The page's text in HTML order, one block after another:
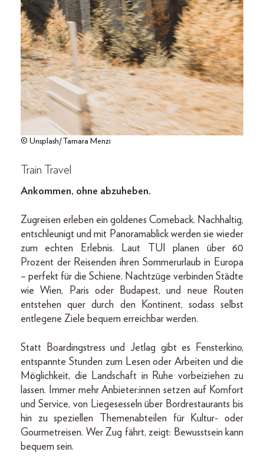
© Unsplash/Tamara Menzi
Train Travel
Ankommen, ohne abzuheben.
Zugreisen erleben ein goldenes Comeback. Nachhaltig,
entschleunigt und mit Panoramablick werden sie wieder
zum echten Erlebnis. Laut TUI planen über 60
Prozent der Reisenden ihren Sommerurlaub in Europa
– perfekt für die Schiene. Nachtzüge verbinden Städte
wie Wien, Paris oder Budapest, und neue Routen
entstehen quer durch den Kontinent, sodass selbst
entlegene Ziele bequem erreichbar werden.
Statt Boardingstress und Jetlag gibt es Fensterkino,
entspannte Stunden zum Lesen oder Arbeiten und die
Möglichkeit, die Landschaft in Ruhe vorbeiziehen zu
lassen. Immer mehr Anbieter:innen setzen auf Komfort
und Service, von Liegesesseln über Bordrestaurants bis
hin zu speziellen Themenabteilen für Kultur- oder
Gourmetreisen. Wer Zug fährt, zeigt: Bewusstsein kann
bequem sein.